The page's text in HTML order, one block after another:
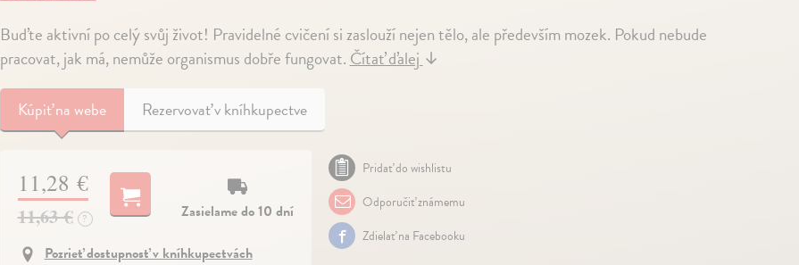
Buďte aktivní po celý svůj život! Pravidelné cvičení si zaslouží nejen tělo, ale především mozek. Pokud nebude
pracovat, jak má, nemůže organismus dobře fungovat.Čítať ďalej↓
Kúpiťna webe Rezervovať v kníhkupectve
11,28 €
11,63 € ?
Zasielame do 10 dní
Pozrieť dostupnosť v kníhkupectvách
Pridať do wishlistu
Odporučiť známemu
Zdielať na Facebooku